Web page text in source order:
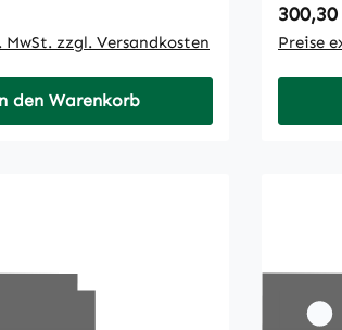
MwSt. zzgl. Versandkosten
den Warenkorb
Preise